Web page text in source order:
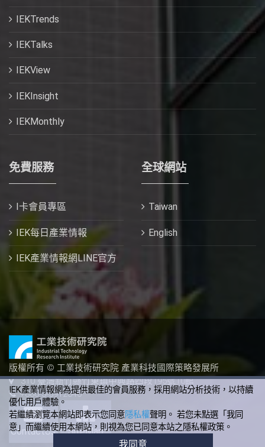
IEKTrends
IEKTalks
IEKView
IEKInsight
IEKMonthly
免費服務
I卡會員專區
IEK每日產業情報
IEK產業情報網LINE官方
全球網站
Taiwan
English
版權所有 © 工業技術研究院 產業科技國際策略發展所
310 臺灣新竹縣竹東鎮中興路四段195號10館
+886-3-5912340
ContactUs SiteMap
IEK產業情報網為提供最佳的會員服務，採用網站分析技術，以持續
優化用戶體驗。
若繼續瀏覽本網站即表示您同意隱私權聲明。 若您未點選「我同
意」而繼續使用本網站，則視為您已同意本站之隱私權政策。
我同意